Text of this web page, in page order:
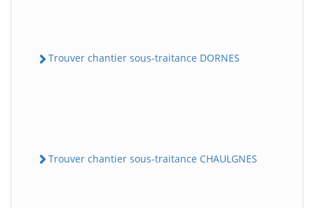
Trouver chantier sous-traitance DORNES
Trouver chantier sous-traitance CHAULGNES